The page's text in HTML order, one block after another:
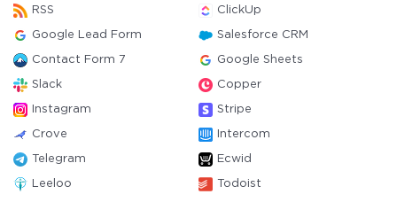
RSS ClickUp
Google Lead Form Salesforce CRM
Contact Form 7 Google Sheets
Slack Copper
Instagram Stripe
Crove Intercom
Telegram Ecwid
Leeloo Todoist